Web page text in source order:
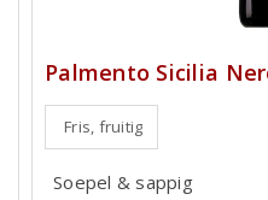
Palmento Sicilia
Fris, fruitig
Soepel & sappig